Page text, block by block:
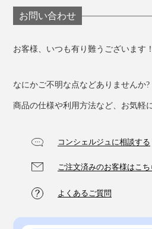
お問い合わせ
お客様、いつも有り難うございます！
なにかご不明な点などありませんか?
商品の仕様や利用方法など、お気軽
コンシェルジュに相談する
ご注文済みのお客様はこち
よくあるご質問